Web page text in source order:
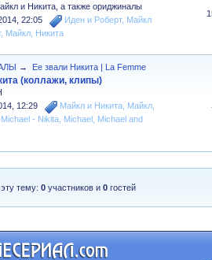
и Никита, а также ориджиналы
22:05 Иден и Роберт, Майкл
, Майкл Никита
→
Ее звали Никита | La Femme
(коллажи, клипы)
12:29 Майкл и Никита, Майкл,
Michael - Nikita Michael Michael and
эту тему:0 участников и0 гостей